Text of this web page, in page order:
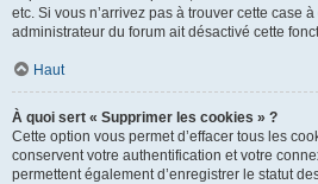
etc. Si vous n’arrivez pas à trouver cette case
administrateur du forum ait désactivé cette
Haut
À quoi sert « Supprimer les cookies » ?
Cette option vous permet d’effacer tous les
conservent votre authentification et votre
permettent également d’enregistrer le statut